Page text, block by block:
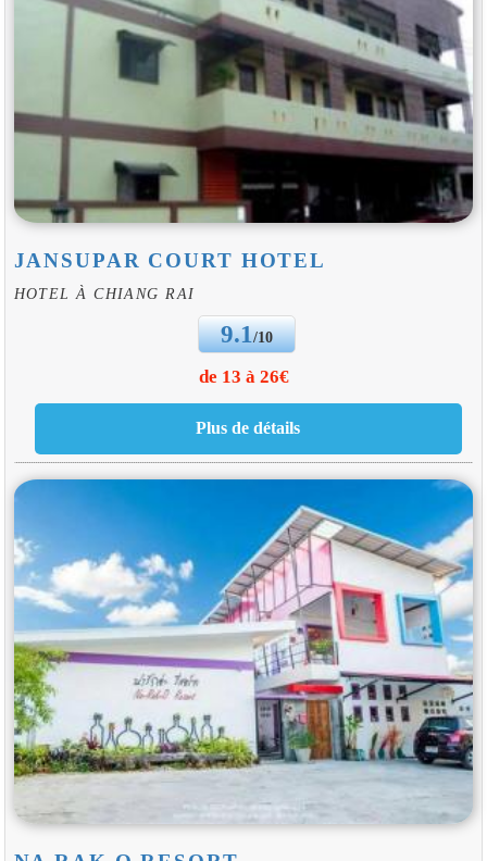
JANSUPAR COURT HOTEL
HOTEL À CHIANG RAI
9.1/10
de 13 à 26€